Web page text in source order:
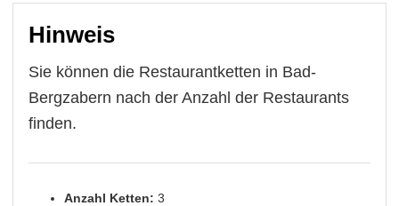
Hinweis
Sie können die Restaurantketten in Bad-
Bergzabern nach der Anzahl der Restaurants
finden.
Anzahl Ketten: 3